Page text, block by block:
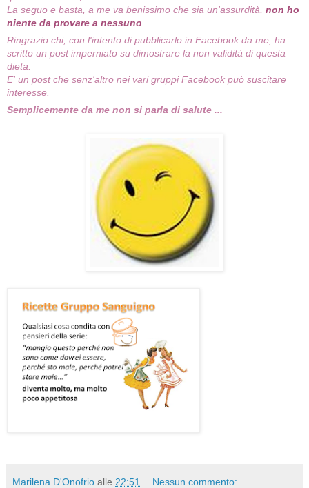
La seguo e basta, a me va benissimo che sia un'assurdità, non ho
niente da provare a nessuno
Ringrazio chi, con l'intento di pubblicarlo in Facebook da me, ha
scritto un post imperniato su dimostrare la non validità di questa
dieta.
E' un post che senz'altro nei vari gruppi Facebook può suscitare
interesse.
Semplicemente da me non si parla di salute ...
Marilena D'Onofrio alle 22:51 Nessun commento: